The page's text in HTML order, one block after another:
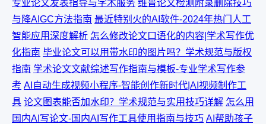
专业论文发表指导与学术服务 维普论文检测附录删除技巧
与降AIGC方法指南 最近特别火的AI软件-2024年热门人工
智能应用深度解析 怎么修改论文口语化的内容|学术写作优
化指南 毕业论文可以用带水印的图片吗？学术规范与版权
指南 学术论文文献综述写作指南与模板-专业学术写作参
考 AI自动生成视频小程序-智能创作新时代|AI视频制作工
具 论文图表能否加水印？学术规范与实用技巧详解 怎么用
国内AI写论文-国内AI写作工具使用指南与技巧 AI帮助孩子